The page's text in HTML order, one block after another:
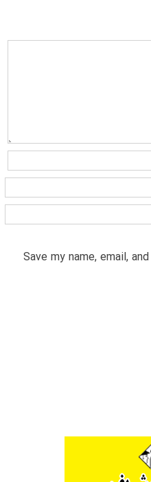
Save my name, email,